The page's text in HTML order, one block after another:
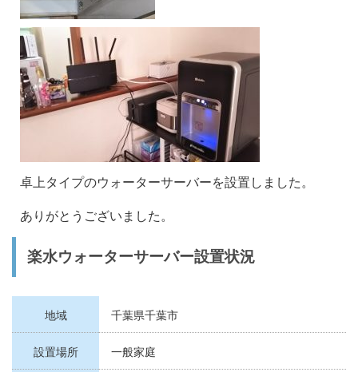
卓上タイプのウォーターサーバーを設置しました。
ありがとうございました。
楽水ウォーターサーバー設置状況
地域 千葉県千葉市
設置場所 一般家庭